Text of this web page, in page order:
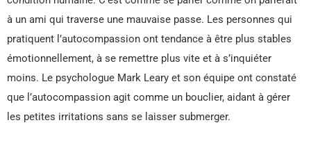
à un ami qui traverse une mauvaise passe. Les personnes qui
pratiquent l’autocompassion ont tendance à être plus stables
émotionnellement, à se remettre plus vite et à s’inquiéter
moins. Le psychologue Mark Leary et son équipe ont constaté
que l’autocompassion agit comme un bouclier, aidant à gérer
les petites irritations sans se laisser submerger.